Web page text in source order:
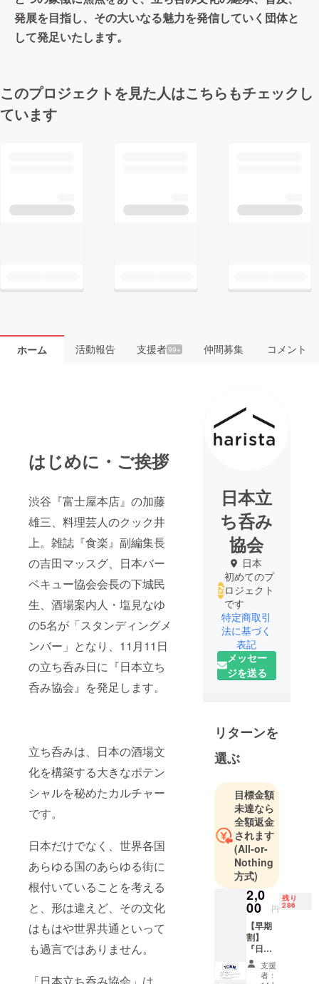
発展を目指し、その大いなる魅力を発信していく団体と
して発足いたします。
このプロジェクトを見た人はこちらもチェックし
ています
ホーム 活動報告 支援者99+ 仲間募集 コメント
はじめに・ご挨拶
渋谷『富士屋本店』の加藤
雄三、料理芸人のクック井
上。雑誌『食楽』副編集長
の吉田マッスグ、日本バー
ベキュー協会会長の下城民
生、酒場案内人・塩見なゆ
の5名が「スタンディングメ
ンバー」となり、11月11日
の立ち呑み日に『日本立ち
呑み協会』を発足します。
立ち呑みは、日本の酒場文
化を構築する大きなポテン
シャルを秘めたカルチャー
です。
日本だけでなく、世界各国
あらゆる国のあらゆる街に
根付いていることを考える
と、形は違えど、その文化
はもはや世界共通といって
も過言ではありません。
日本立
ち呑み
協会
日本
初めてのプ
ロジェクト
です
特定商取引
法に基づく
表記
メッセー
ジを送る
リターンを
選ぶ
目標金額
未達なら
全額返金
されます
(All-or-
Nothing
方式)
2,0
00 円
残り
286
【早期
割】
『日本
立ち呑
み協支援
者：